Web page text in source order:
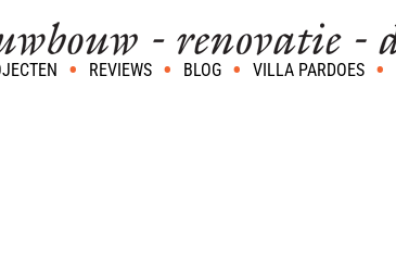
REVIEWS BLOG VILLA PARDOES